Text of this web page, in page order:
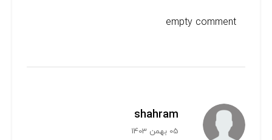
empty comment
shahram
05 بهمن 1403